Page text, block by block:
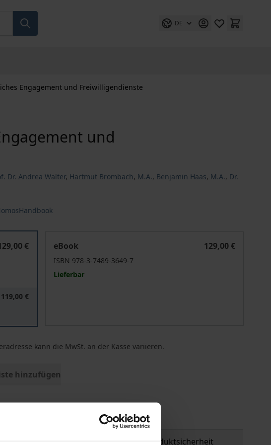
DE
Engagement und Freiwilligendienste
und
Dr. Andrea Walter, Hartmut Brombach, M.A., Benjamin Haas, M.A., Dr.
€
119,00 €
eBook
129,00 €
ISBN 978-3-7489-3649-7
Lieferbar
kann die MwSt. an der Kasse variieren.
hinzufügen
Produktsicherheit